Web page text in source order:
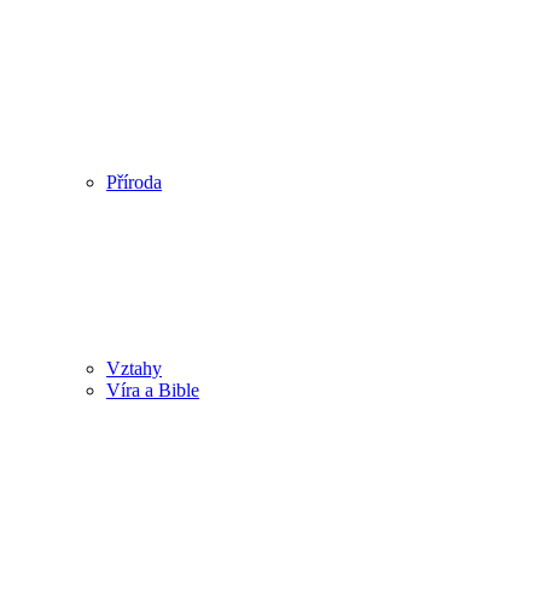
Příroda
Vztahy
Víra a Bible